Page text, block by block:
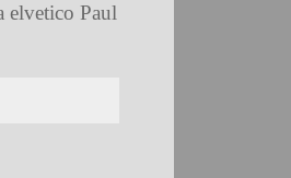
elvetico Paul